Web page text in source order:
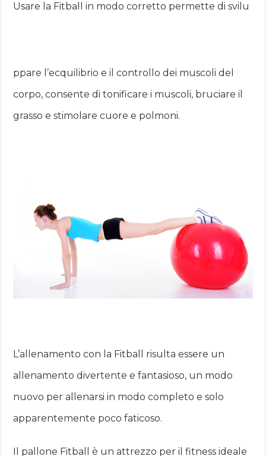
Usare la Fitball in modo corretto permette di svilu
ppare l’ecquilibrio e il controllo dei muscoli del
corpo, consente di tonificare i muscoli, bruciare il
grasso e stimolare cuore e polmoni.
L’allenamento con la Fitball risulta essere un
allenamento divertente e fantasioso, un modo
nuovo per allenarsi in modo completo e solo
apparentemente poco faticoso.
Il pallone Fitball è un attrezzo per il fitness ideale